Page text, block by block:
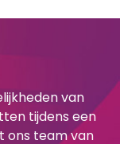
van
tijdens een
ons team van